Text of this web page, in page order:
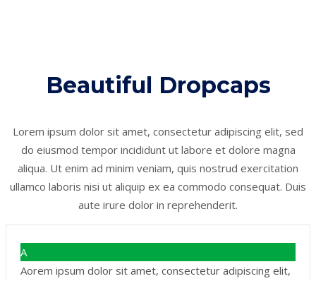
Beautiful Dropcaps
Lorem ipsum dolor sit amet, consectetur adipiscing elit, sed
do eiusmod tempor incididunt ut labore et dolore magna
aliqua. Ut enim ad minim veniam, quis nostrud exercitation
ullamco laboris nisi ut aliquip ex ea commodo consequat. Duis
aute irure dolor in reprehenderit.
A
Aorem ipsum dolor sit amet, consectetur adipiscing elit,